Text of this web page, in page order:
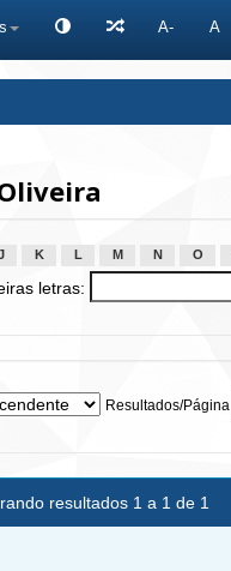
A- A
K L M N O
letras:
Resultados/Página
resultados 1 a 1 de 1